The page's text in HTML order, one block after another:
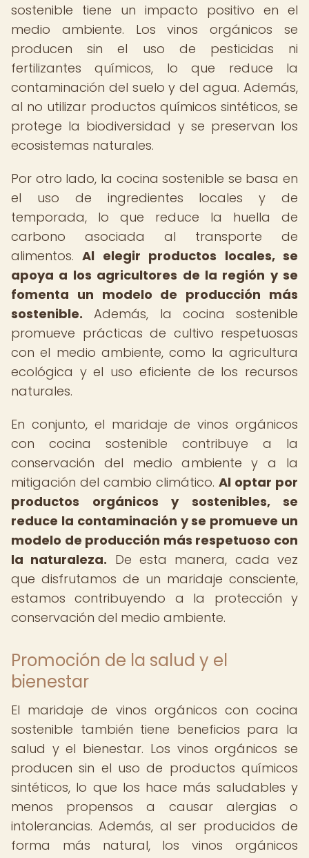
sostenible tiene un impacto positivo en el
medio ambiente. Los vinos orgánicos se
producen sin el uso de pesticidas ni
fertilizantes químicos, lo que reduce la
contaminación del suelo y del agua. Además,
al no utilizar productos químicos sintéticos, se
protege la biodiversidad y se preservan los
ecosistemas naturales.
Por otro lado, la cocina sostenible se basa en
el uso de ingredientes locales y de
temporada, lo que reduce la huella de
carbono asociada al transporte de
alimentos.Al elegir productos locales, se
apoya a los agricultores de la región y se
fomenta un modelo de producción más
sostenible. Además, la cocina sostenible
promueve prácticas de cultivo respetuosas
con el medio ambiente, como la agricultura
ecológica y el uso eficiente de los recursos
naturales.
En conjunto, el maridaje de vinos orgánicos
con cocina sostenible contribuye a la
conservación del medio ambiente y a la
mitigación del cambio climático. Al optar por
productos orgánicos y sostenibles, se
reduce la contaminación y se promueve un
modelo de producción más respetuoso con
la naturaleza. De esta manera, cada vez
que disfrutamos de un maridaje consciente,
estamos contribuyendo a la protección y
conservación del medio ambiente.
Promoción de la salud y el
bienestar
El maridaje de vinos orgánicos con cocina
sostenible también tiene beneficios para la
salud y el bienestar. Los vinos orgánicos se
producen sin el uso de productos químicos
sintéticos, lo que los hace más saludables y
menos propensos a causar alergias o
intolerancias. Además, al ser producidos de
forma más natural, los vinos orgánicos